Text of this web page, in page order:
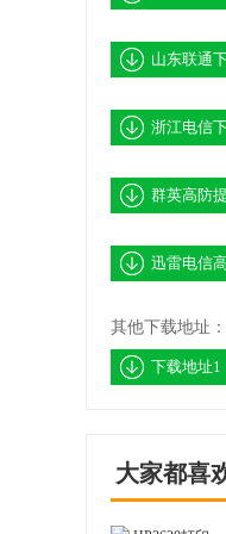
Acer宏碁
Acer宏碁
Acer宏碁
Acer宏
运行 点
山东联通
浙江电信
群英高防
迅雷电信
其他下载地址：
下载地址1
大家都喜